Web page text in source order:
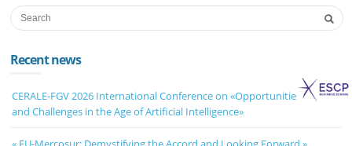
Recent news
CERALE-FGV 2026 International Conference on «Opportunities, Risks
and Challenges in the Age of Artificial Intelligence»